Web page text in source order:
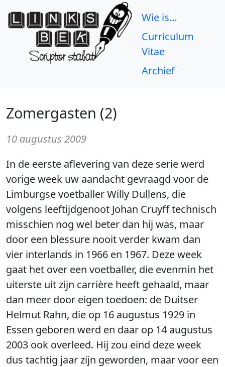
Wie is...
Curriculum
Vitae
Archief
Zomergasten (2)
10 augustus 2009
In de eerste aflevering van deze serie werd
vorige week uw aandacht gevraagd voor de
Limburgse voetballer Willy Dullens, die
volgens leeftijdgenoot Johan Cruyff technisch
misschien nog wel beter dan hij was, maar
door een blessure nooit verder kwam dan
vier interlands in 1966 en 1967. Deze week
gaat het over een voetballer, die evenmin het
uiterste uit zijn carrière heeft gehaald, maar
dan meer door eigen toedoen: de Duitser
Helmut Rahn, die op 16 augustus 1929 in
Essen geboren werd en daar op 14 augustus
2003 ook overleed. Hij zou eind deze week
dus tachtig jaar zijn geworden, maar voor een